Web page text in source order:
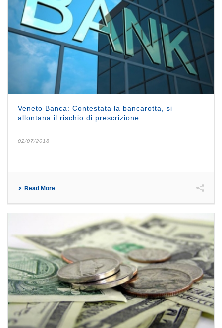
Veneto Banca: Contestata la bancarotta, si
allontana il rischio di prescrizione.
02/07/2018
Read More